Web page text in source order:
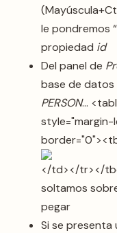
le pondremos
propiedad id
Del panel de
base de datos
PERSON…
</td></tr></
soltamos
pegar
Si se presenta